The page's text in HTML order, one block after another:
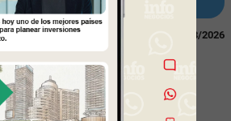
Última actualización: 08/08/2026